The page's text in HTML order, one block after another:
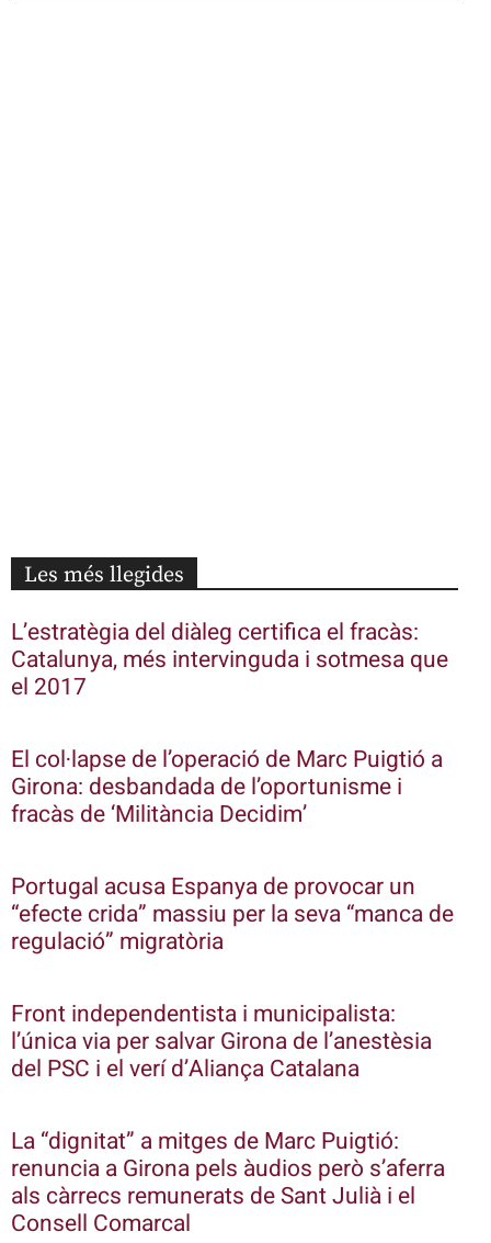
Les més llegides
L’estratègia del diàleg certifica el fracàs:
Catalunya, més intervinguda i sotmesa que
el 2017
El col·lapse de l’operació de Marc Puigtió a
Girona: desbandada de l’oportunisme i
fracàs de ‘Militància Decidim’
Portugal acusa Espanya de provocar un
“efecte crida” massiu per la seva “manca de
regulació” migratòria
Front independentista i municipalista:
l’única via per salvar Girona de l’anestèsia
del PSC i el verí d’Aliança Catalana
La “dignitat” a mitges de Marc Puigtió:
renuncia a Girona pels àudios però s’aferra
als càrrecs remunerats de Sant Julià i el
Consell Comarcal